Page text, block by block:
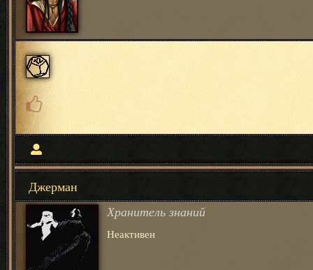
Джерман
Хранитель знаний
Неактивен